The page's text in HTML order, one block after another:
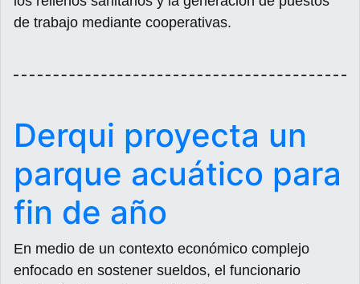
de trabajo mediante cooperativas.
Derqui proyecta un
parque acuático para
fin de año
En medio de un contexto económico complejo
enfocado en sostener sueldos, el funcionario